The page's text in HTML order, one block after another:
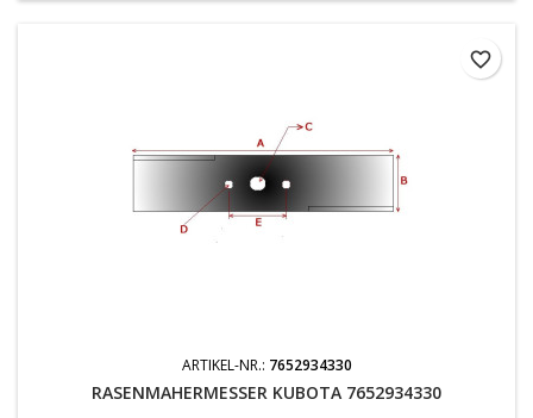
ARTIKEL-NR.: 7652934330
RASENMAHERMESSER KUBOTA 7652934330
favorite_border